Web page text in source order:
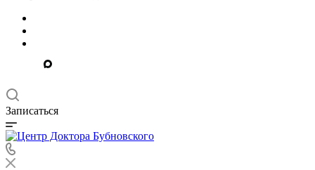
Записаться